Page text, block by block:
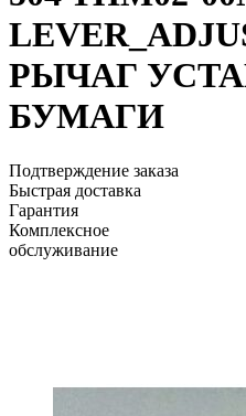
РЫЧАГ
БУМАГИ
Подтверждение заказа
Быстрая доставка
Гарантия
Комплексное
обслуживание